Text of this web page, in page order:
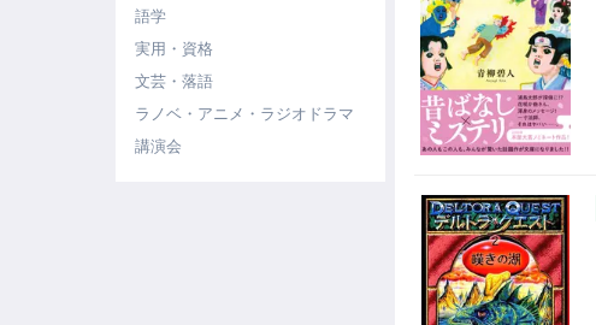
語学
実用・資格
文芸・落語
ラノベ・アニメ・ラジオドラマ
講演会